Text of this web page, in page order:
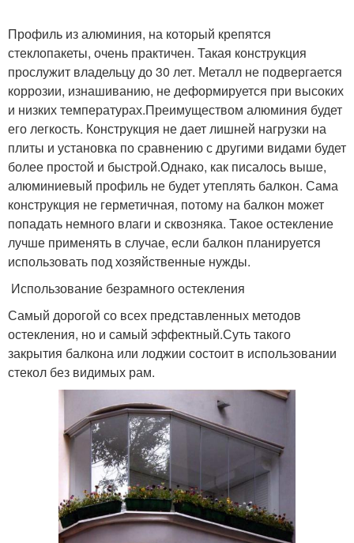
Профиль из алюминия, на который крепятся
стеклопакеты, очень практичен. Такая конструкция
прослужит владельцу до 30 лет. Металл не подвергается
коррозии, изнашиванию, не деформируется при высоких
и низких температурах.Преимуществом алюминия будет
его легкость. Конструкция не дает лишней нагрузки на
плиты и установка по сравнению с другими видами будет
более простой и быстрой.Однако, как писалось выше,
алюминиевый профиль не будет утеплять балкон. Сама
конструкция не герметичная, потому на балкон может
попадать немного влаги и сквозняка. Такое остекление
лучше применять в случае, если балкон планируется
использовать под хозяйственные нужды.
Использование безрамного остекления
Самый дорогой со всех представленных методов
остекления, но и самый эффектный.Суть такого
закрытия балкона или лоджии состоит в использовании
стекол без видимых рам.